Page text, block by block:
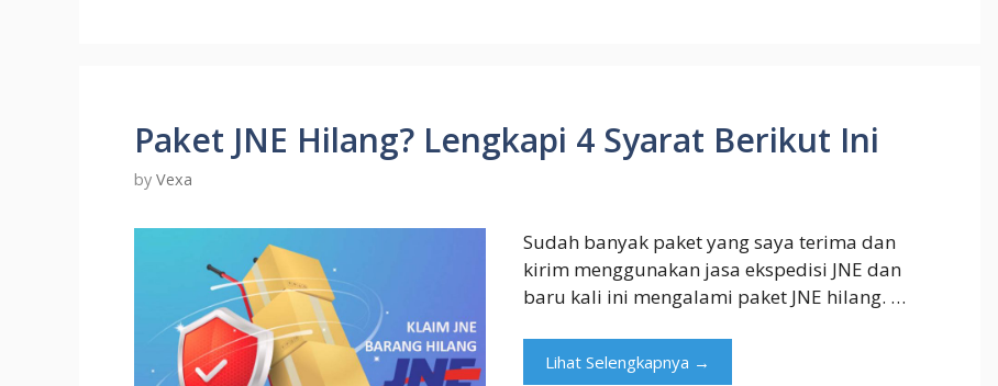
Paket JNE Hilang? Lengkapi 4 Syarat Berikut Ini
by Vexa
Sudah banyak paket yang saya terima dan
kirim menggunakan jasa ekspedisi JNE dan
baru kali ini mengalami paket JNE hilang. …
Lihat Selengkapnya →